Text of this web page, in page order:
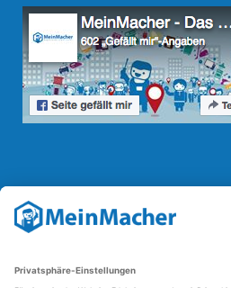
Reparatur Revolution
Mit derReparatur-Revolution
Reparaturbedingungen in Deutschland:
reparierenden Betriebe und des
Deutschland.